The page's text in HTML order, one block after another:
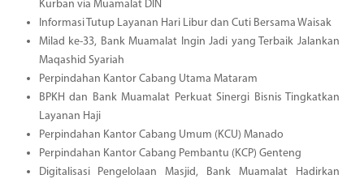
Kurban via Muamalat DIN
Informasi Tutup Layanan Hari Libur dan Cuti Bersama Waisak
Milad ke-33, Bank Muamalat Ingin Jadi yang Terbaik Jalankan
Maqashid Syariah
Perpindahan Kantor Cabang Utama Mataram
BPKH dan Bank Muamalat Perkuat Sinergi Bisnis Tingkatkan
Layanan Haji
Perpindahan Kantor Cabang Umum (KCU) Manado
Perpindahan Kantor Cabang Pembantu (KCP) Genteng
Digitalisasi Pengelolaan Masjid, Bank Muamalat Hadirkan